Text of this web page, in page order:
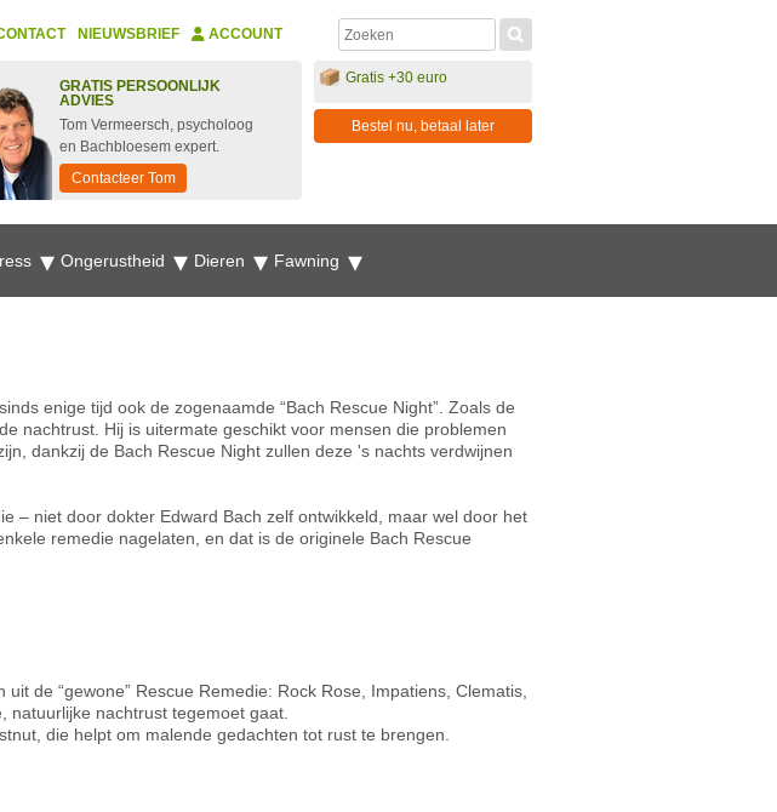
NIEUWSBRIEF ACCOUNT
GRATIS PERSOONLIJK
ADVIES
Tom Vermeersch, psycholoog
en Bachbloesem expert.
Contacteer Tom
Gratis +30 euro
Bestel nu, betaal later
Ongerustheid Dieren Fawning
enige tijd ook de zogenaamde “Bach Rescue Night”. Zoals de
nachtrust. Hij is uitermate geschikt voor mensen die problemen
dankzij de Bach Rescue Night zullen deze 's nachts verdwijnen
– niet door dokter Edward Bach zelf ontwikkeld, maar wel door het
remedie nagelaten, en dat is de originele Bach Rescue
de “gewone” Rescue Remedie: Rock Rose, Impatiens, Clematis,
nachtrust tegemoet gaat.
die helpt om malende gedachten tot rust te brengen.